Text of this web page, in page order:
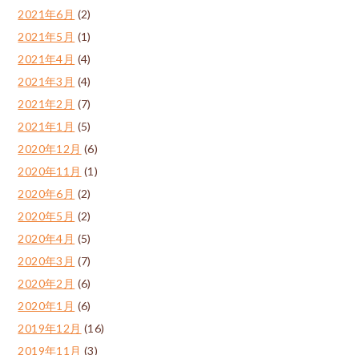
2021年6月 (2)
2021年5月 (1)
2021年4月 (4)
2021年3月 (4)
2021年2月 (7)
2021年1月 (5)
2020年12月 (6)
2020年11月 (1)
2020年6月 (2)
2020年5月 (2)
2020年4月 (5)
2020年3月 (7)
2020年2月 (6)
2020年1月 (6)
2019年12月 (16)
2019年11月 (3)